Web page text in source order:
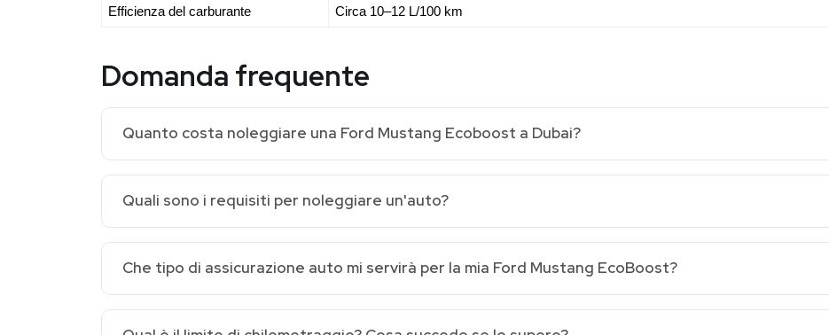
Efficienza del carburante Circa 10–12 L/100 km
Domanda frequente
Quanto costa noleggiare una Ford Mustang Ecoboost a Dubai?
Quali sono i requisiti per noleggiare un'auto?
Che tipo di assicurazione auto mi servirà per la mia Ford Mustang EcoBoost?